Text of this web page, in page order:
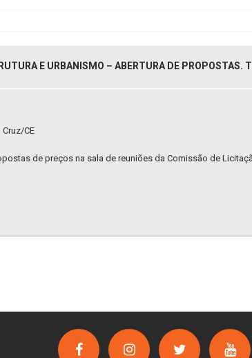
E URBANISMO – ABERTURA DE PROPOSTAS.
CE
de preços na sala de reuniões da Comissão de